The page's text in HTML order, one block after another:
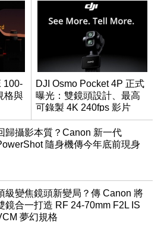
100-
格與
DJI Osmo Pocket 4P 正式
曝光：雙鏡頭設計、最高
可錄製 4K 240fps 影片
歸攝影本質？Canon 新一代
隨身機傳今年底前現身
級變焦鏡頭新變局？傳 Canon 將
鏡合一打造 RF 24-70mm F2L IS
夢幻規格